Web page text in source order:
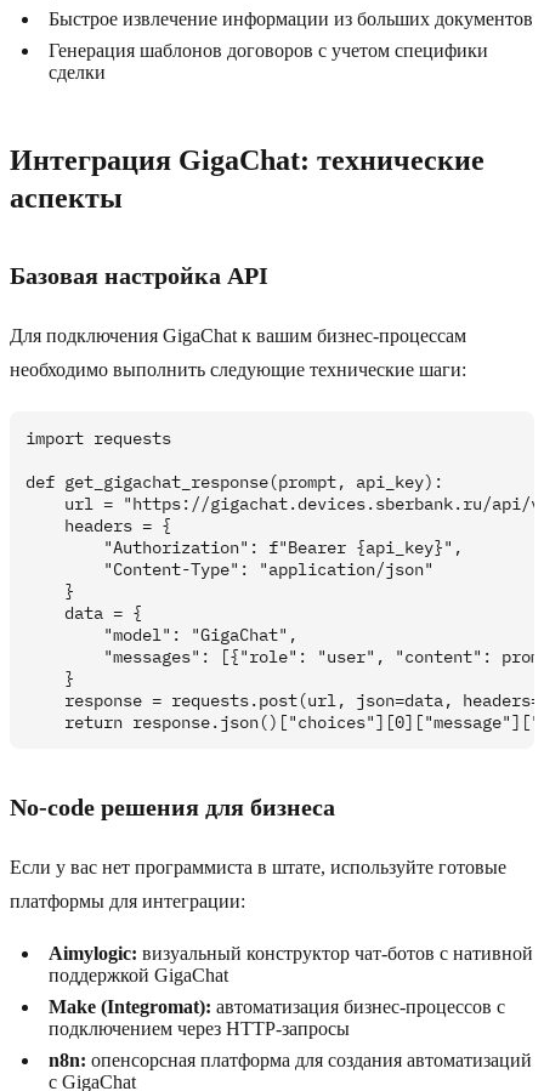
Быстрое извлечение информации из больших документов
Генерация шаблонов договоров с учетом специфики
сделки
Интеграция GigaChat: технические
аспекты
Базовая настройка API
Для подключения GigaChat к вашим бизнес-процессам
необходимо выполнить следующие технические шаги:
import requests
def get_gigachat_response(prompt, api_key):
url = "https://gigachat.devices.sberbank.ru/api/
    headers = {
        "Authorization": f"Bearer {api_key}",
        "Content-Type": "application/json"
    }
    data = {
        "model": "GigaChat",
"messages": [{"role": "user", "content":
    }
response = requests.post(url, json=data,
No-code решения для бизнеса
Если у вас нет программиста в штате, используйте готовые
платформы для интеграции:
Aimylogic: визуальный конструктор чат-ботов с нативной
поддержкой GigaChat
Make (Integromat): автоматизация бизнес-процессов с
подключением через HTTP-запросы
n8n: опенсорсная платформа для создания автоматизаций
с GigaChat